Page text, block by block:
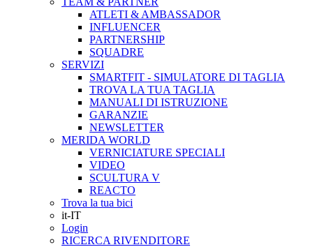
ATLETI & AMBASSADOR
INFLUENCER
PARTNERSHIP
SQUADRE
SERVIZI
SMARTFIT - SIMULATORE DI TAGLIA
TROVA LA TUA TAGLIA
MANUALI DI ISTRUZIONE
GARANZIE
NEWSLETTER
MERIDA WORLD
VERNICIATURE SPECIALI
VIDEO
SCULTURA V
REACTO
Trova la tua bici
it-IT
Login
RICERCA RIVENDITORE